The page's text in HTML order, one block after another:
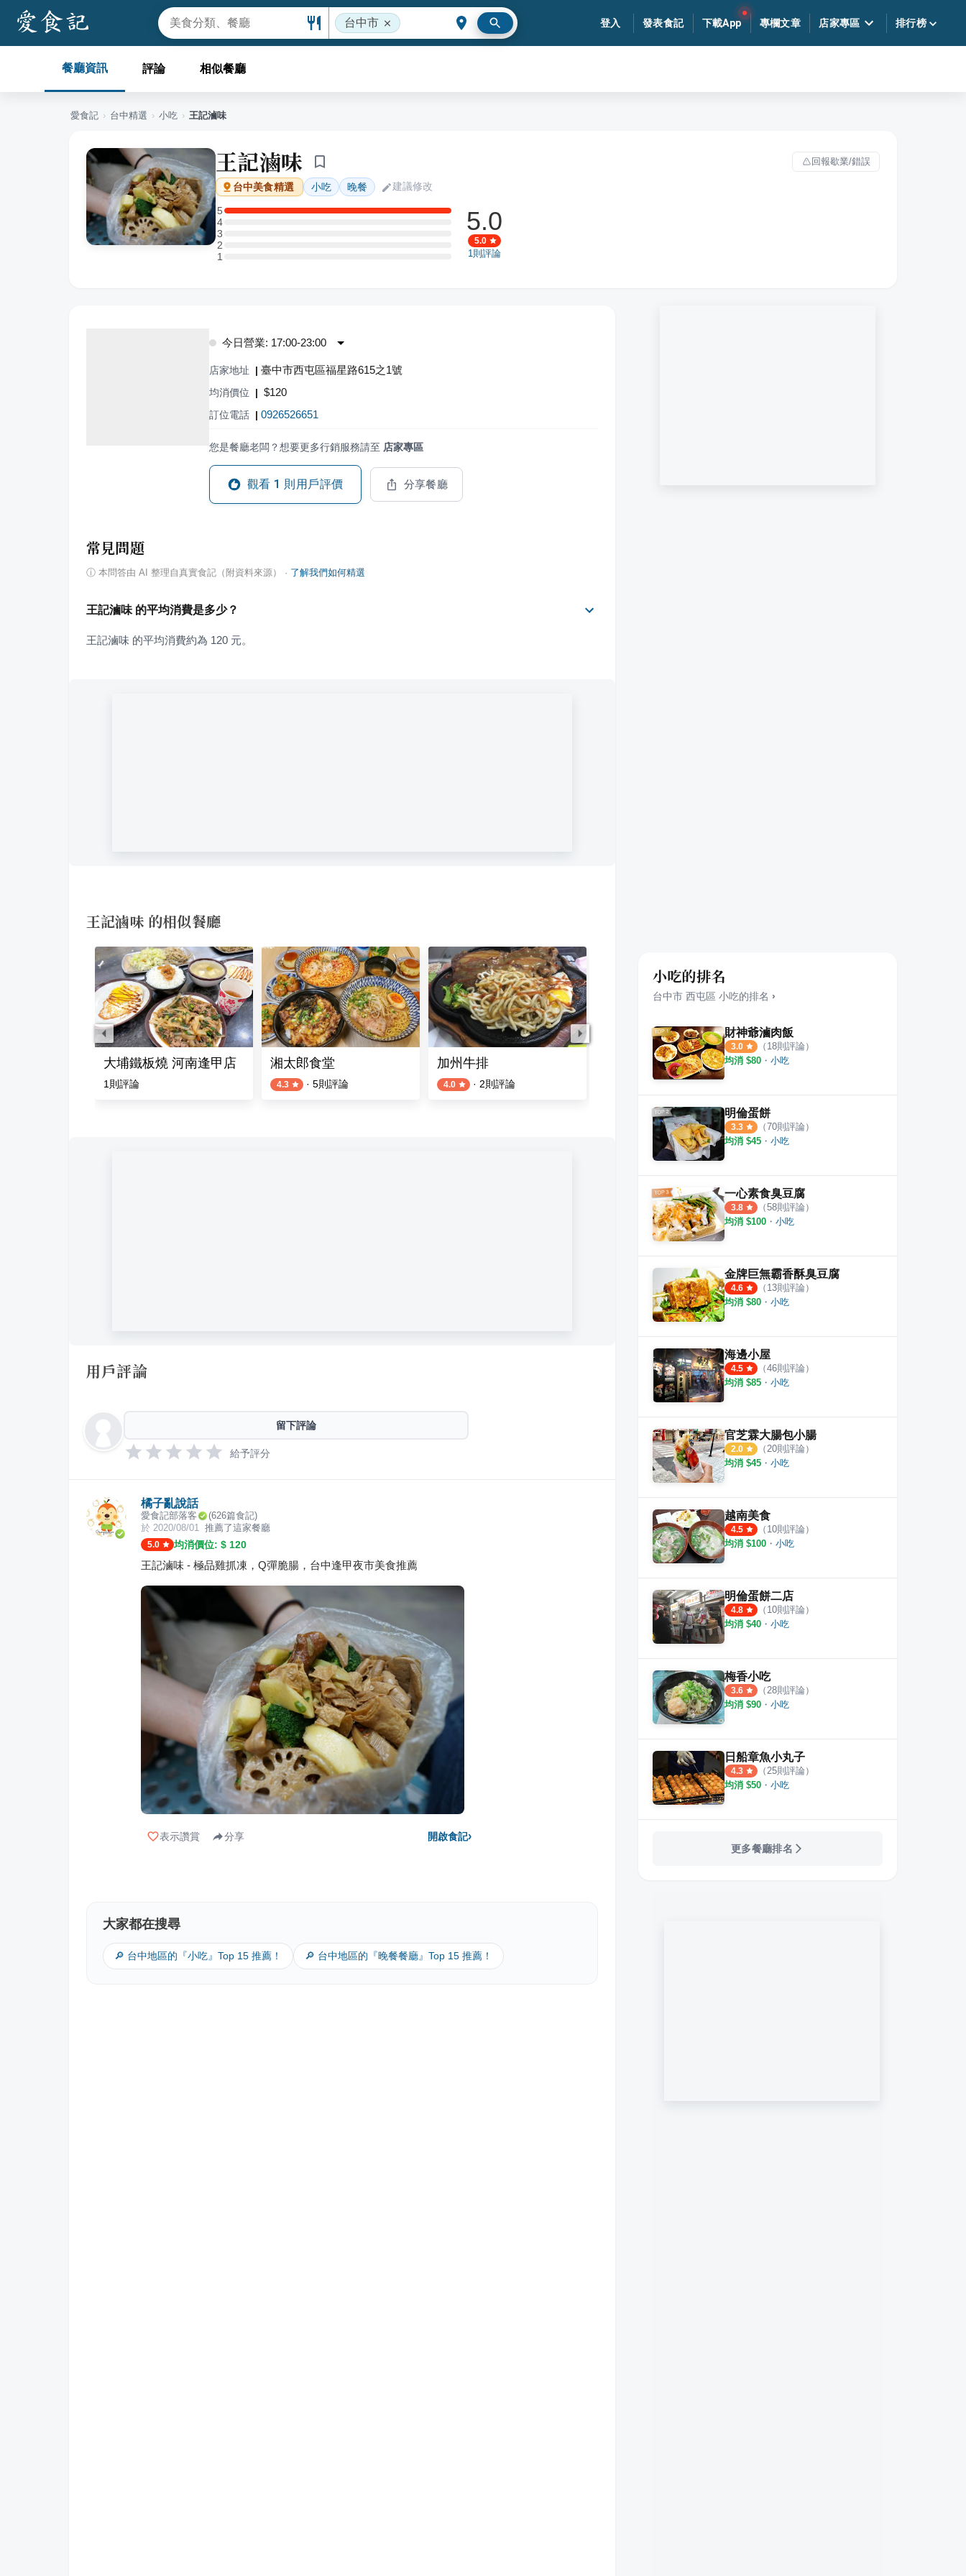
台中市 登入 發表食記 下載App 專欄文章 店家專區 排行榜
餐廳資訊 評論 相似餐廳
愛食記 › 台中精選 › 小吃 › 王記滷味
王記滷味 回報歇業/錯誤
台中美食精選 小吃 晚餐 建議修改
5
5 星：1 則評論
4
4 星：0 則評論
3
3 星：0 則評論
2
2 星：0 則評論
11 星：0 則評論
5.0
5.0
1則評論
今日營業: 17:00-23:00
店家地址 | 臺中市西屯區福星路615之1號
均消價位 | $120
訂位電話 | 0926526651
您是餐廳老闆？想要更多行銷服務請至 店家專區
觀看 1 則用戶評價 分享餐廳
常見問題
ⓘ 本問答由 AI 整理自真實食記（附資料來源） · 了解我們如何精選
王記滷味 的平均消費是多少？
王記滷味 的平均消費約為 120 元。
王記滷味 的相似餐廳
大埔鐵板燒 河南逢甲店
1 則評論
湘太郎食堂
4.3 · 5則評論
加州牛排
4.0 · 2則評論
屋簷下 日式手作料理
則評論
2度C NiGuo 逢甲外帶店
用戶評論
留下評論
給予評分
橘子亂說話
愛食記部落客 (626篇食記)
於 2020/08/01 推薦了這家餐廳
5.0 均消價位: $ 120
王記滷味 - 極品雞抓凍，Q彈脆腸，台中逢甲夜市美食推薦
表示讚賞 分享 開啟食記›
大家都在搜尋
🔎 台中地區的『小吃』Top 15 推薦！ 🔎 台中地區的『晚餐餐廳』Top 15 推薦！
小吃的排名
台中市 西屯區 小吃的排名 ›
財神爺滷肉飯
3.0 （ 18則評論）
均消 $80 ・ 小吃
明倫蛋餅
3.3 （70則評論）
均消 $45 ・ 小吃
一心素食臭豆腐
3.8 （58則評論）
均消 $100 ・ 小吃
金牌巨無霸香酥臭豆腐
4.6 （ 13則評論）
均消 $80 ・ 小吃
海邊小屋
4.5 （46則評論）
均消 $85 ・ 小吃
官芝霖大腸包小腸
2.0 （ 20則評論）
均消 $45 ・ 小吃
越南美食
4.5 （ 10則評論）
均消 $100 ・ 小吃
明倫蛋餅二店
4.8 （ 10則評論）
均消 $40 ・ 小吃
梅香小吃
3.6 （ 28則評論）
均消 $90 ・ 小吃
日船章魚小丸子
4.3 （ 25則評論）
均消 $50 ・ 小吃
更多餐廳排名